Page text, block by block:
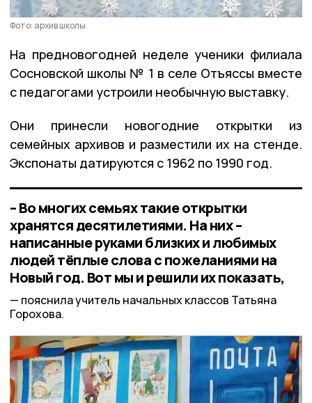
Фото: архив школы
На предновогодней неделе ученики филиала
Сосновской школы № 1 в селе Отъяссы вместе
с педагогами устроили необычную выставку.
Они принесли новогодние открытки из
семейных архивов и разместили их на стенде.
Экспонаты датируются с 1962 по 1990 год.
– Во многих семьях такие открытки
хранятся десятилетиями. На них –
написанные руками близких и любимых
людей тёплые слова с пожеланиями на
Новый год. Вот мы и решили их показать,
пояснила учитель начальных классов Татьяна
Горохова.